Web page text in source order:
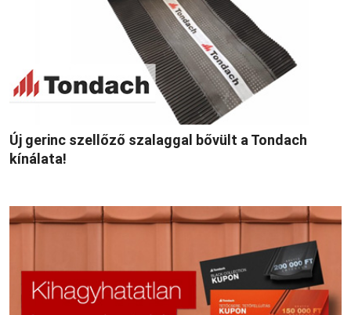
Új gerinc szellőző szalaggal bővült a Tondach
kínálata!